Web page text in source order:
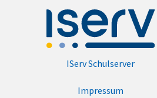
IServ Schulserver
Impressum